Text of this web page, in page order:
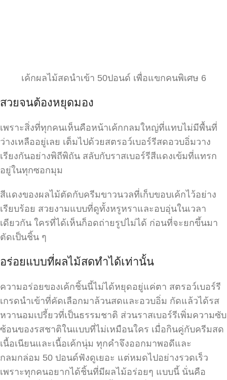
เค้กผลไม้สดนำเข้า 50ปอนด์ เพื่อแขกคนพิเศษ 6
สวยจนต้องหยุดมอง
เพราะสิ่งที่ทุกคนเห็นคือหน้าเค้กกลมใหญ่ที่แทบไม่มีพื้นที่
ว่างเหลืออยู่เลย เต็มไปด้วยสตรอว์เบอร์รีสดอวบอิ่มวาง
เรียงกันอย่างพิถีพิถัน สลับกับราสเบอร์รีสีแดงเข้มที่แทรก
อยู่ในทุกซอกมุม
สีแดงของผลไม้ตัดกับครีมขาวนวลที่เก็บขอบเค้กไว้อย่าง
เรียบร้อย สวยงามแบบที่ดูทั้งหรูหราและอบอุ่นในเวลา
เดียวกัน ใครที่ได้เห็นก็อดถ่ายรูปไม่ได้ ก่อนที่จะยกขึ้นมา
ตัดเป็นชิ้น ๆ
อร่อยแบบที่ผลไม้สดทำได้เท่านั้น
ความอร่อยของเค้กชิ้นนี้ไม่ได้หยุดอยู่แค่ตา สตรอว์เบอร์รี
เกรดนำเข้าที่คัดเลือกมาล้วนสดและอวบอิ่ม กัดแล้วได้รส
หวานอมเปรี้ยวที่เป็นธรรมชาติ ส่วนราสเบอร์รีเพิ่มความซับ
ซ้อนของรสชาติในแบบที่ไม่เหมือนใคร เมื่อกินคู่กับครีมสด
เนื้อเนียนและเนื้อเค้กนุ่ม ทุกคำจึงออกมาพอดีและ
กลมกล่อม 50 ปอนด์ฟังดูเยอะ แต่หมดไปอย่างรวดเร็ว
เพราะทุกคนอยากได้ชิ้นที่มีผลไม้อร่อยๆ แบบนี้ นั่นคือ